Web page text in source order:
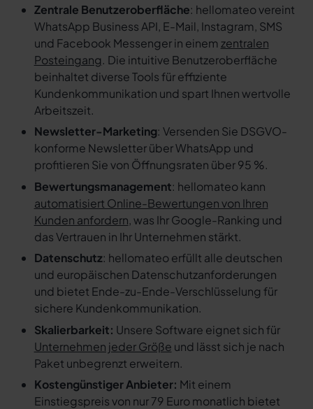
Zentrale Benutzeroberfläche: hellomateo vereint
WhatsApp Business API, E-Mail, Instagram, SMS
und Facebook Messenger in einem zentralen
Posteingang. Die intuitive Benutzeroberfläche
beinhaltet diverse Tools für effiziente
Kundenkommunikation und spart Ihnen wertvolle
Arbeitszeit.
Newsletter-Marketing: Versenden Sie DSGVO-
konforme Newsletter über WhatsApp und
profitieren Sie von Öffnungsraten über 95 %.
Bewertungsmanagement: hellomateo kann
automatisiert Online-Bewertungen von Ihren
Kunden anfordern, was Ihr Google-Ranking und
das Vertrauen in Ihr Unternehmen stärkt.
Datenschutz: hellomateo erfüllt alle deutschen
und europäischen Datenschutzanforderungen
und bietet Ende-zu-Ende-Verschlüsselung für
sichere Kundenkommunikation.
Skalierbarkeit: Unsere Software eignet sich für
Unternehmen jeder Größe und lässt sich je nach
Paket unbegrenzt erweitern.
Kostengünstiger Anbieter: Mit einem
Einstiegspreis von nur 79 Euro monatlich bietet